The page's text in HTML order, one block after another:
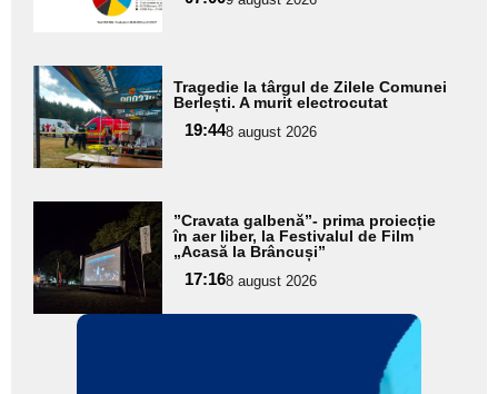
subtitlu
Adaugă
aici textul
pentru
subtitlu
Tragedie la târgul de Zilele Comunei
Berlești. A murit electrocutat
19:448 august 2026
Adaugă
aici textul
pentru
subtitlu
”Cravata galbenă”- prima proiecție
în aer liber, la Festivalul de Film
„Acasă la Brâncuși”
17:168 august 2026